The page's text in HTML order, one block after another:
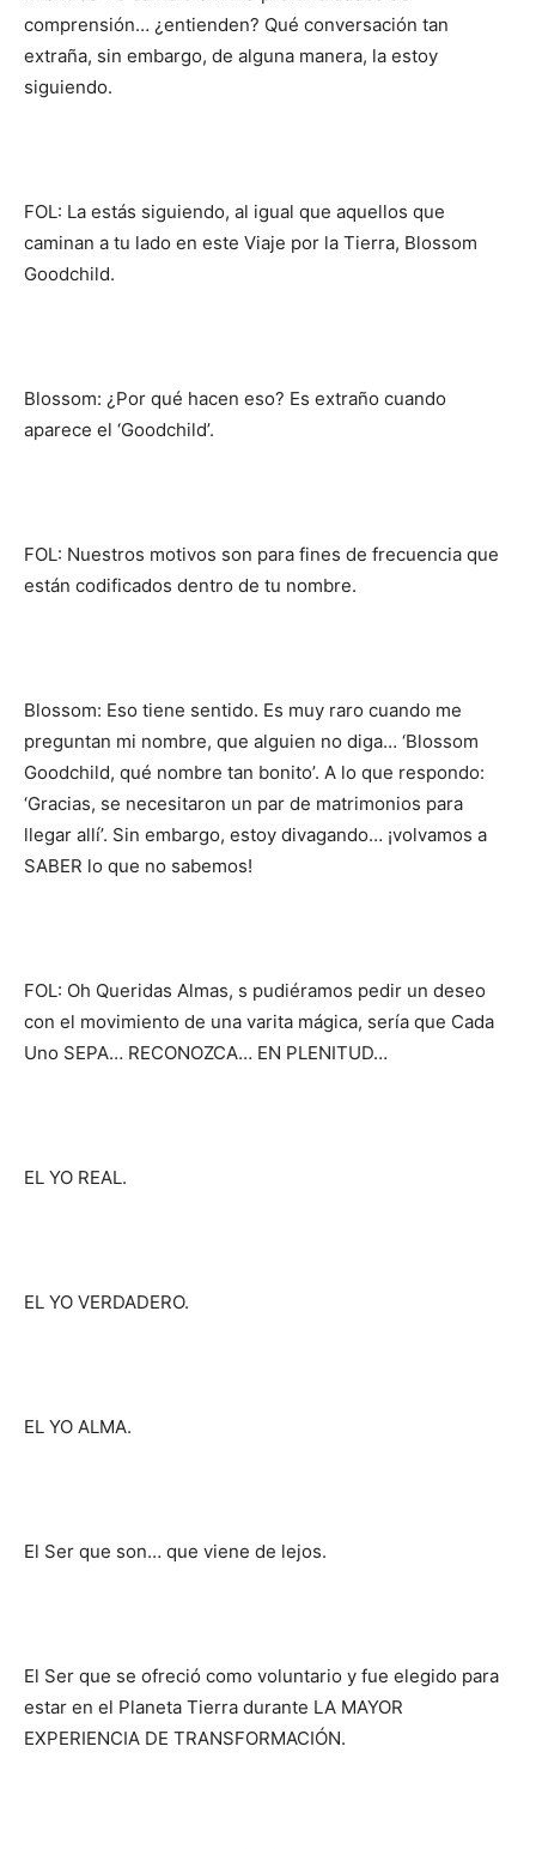
comprensión… ¿entienden? Qué conversación tan
extraña, sin embargo, de alguna manera, la estoy
siguiendo.
FOL: La estás siguiendo, al igual que aquellos que
caminan a tu lado en este Viaje por la Tierra, Blossom
Goodchild.
Blossom: ¿Por qué hacen eso? Es extraño cuando
aparece el ‘Goodchild’.
FOL: Nuestros motivos son para fines de frecuencia que
están codificados dentro de tu nombre.
Blossom: Eso tiene sentido. Es muy raro cuando me
preguntan mi nombre, que alguien no diga… ‘Blossom
Goodchild, qué nombre tan bonito’. A lo que respondo:
‘Gracias, se necesitaron un par de matrimonios para
llegar allí’. Sin embargo, estoy divagando… ¡volvamos a
SABER lo que no sabemos!
FOL: Oh Queridas Almas, s pudiéramos pedir un deseo
con el movimiento de una varita mágica, sería que Cada
Uno SEPA… RECONOZCA… EN PLENITUD…
EL YO REAL.
EL YO VERDADERO.
EL YO ALMA.
El Ser que son… que viene de lejos.
El Ser que se ofreció como voluntario y fue elegido para
estar en el Planeta Tierra durante LA MAYOR
EXPERIENCIA DE TRANSFORMACIÓN.